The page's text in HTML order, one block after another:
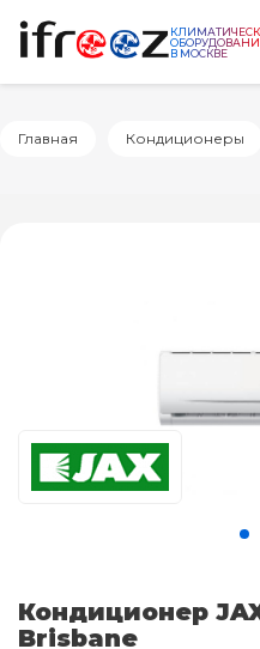
В МОСКВЕ
Главная Кондиционеры
Кондиционер
Brisbane